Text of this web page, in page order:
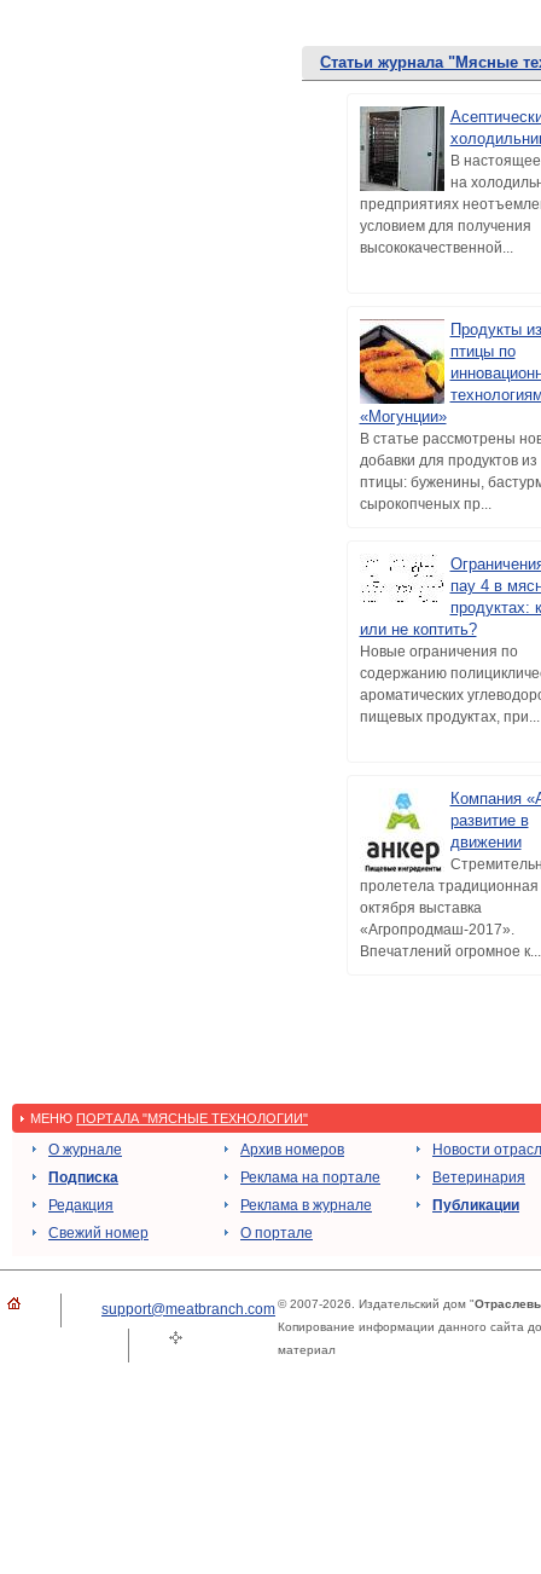
Статьи журнала "Мясные
В
на
предприятиях
условием для получения
высококачественной...
Продукты
птицы по
«Могунции»
В статье рассмотрены
добавки для продуктов
птицы: буженины,
сырокопченых пр...
пау 4 в
продуктах:
или не коптить?
Новые ограничения по
содержанию
ароматических
пищевых продуктах, при...
Компания
развитие в
движении
пролетела традиционная
октября выставка
«Агропродмаш-2017».
Впечатлений огромное к...
МЕНЮ ПОРТАЛА "МЯСНЫЕ ТЕХНОЛОГИИ"
О журнале
Подписка
Редакция
Свежий номер
Архив номеров
Реклама на портале
Реклама в журнале
О портале
Новости
Ветеринария
Публикации
support@meatbranch.com© 2007-2026. Издательский дом "
Копирование информации данного сайта
материал